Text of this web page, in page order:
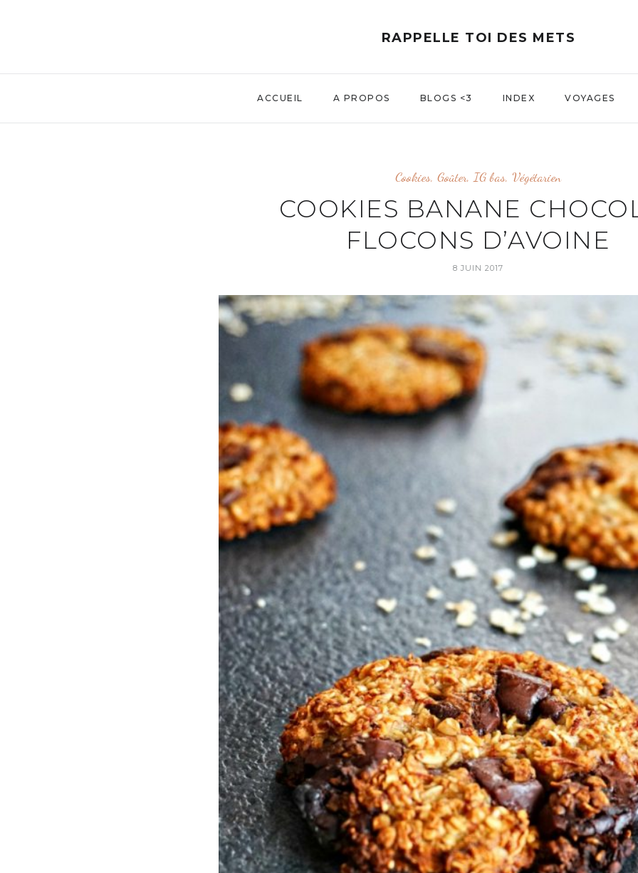
RAPPELLE TOI DES METS
ACCUEIL A PROPOS BLOGS <3 INDEX VOYAGES
Cookies, Goûter, IG bas, Végétarien
COOKIES BANANE
FLOCONS D’AVOINE
8 JUIN 2017